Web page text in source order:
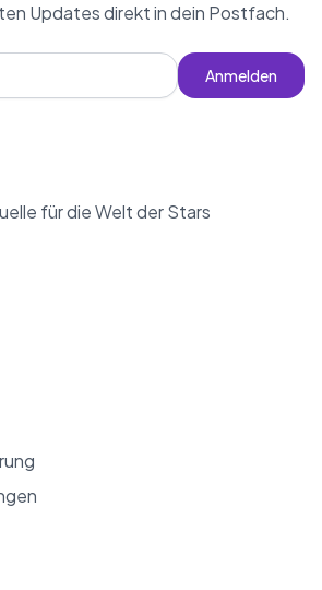
Updates direkt in dein Postfach.
Anmelden
für die Welt der Stars